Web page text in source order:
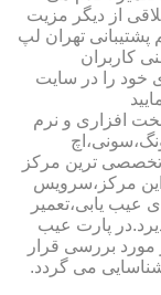
از دیگر مزیت
تهران لپ
کاربران
خود را در سایت
افزاری و نرم
تخصصی ترین مرکز
مرکز،سرویس
عیب یابی،تعمیر
پارت عیب
مورد بررسی قرار
می گردد.